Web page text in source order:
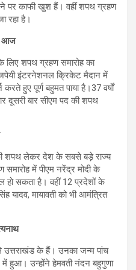
पर काफी खुश हैं। वहीं शपथ ग्रहण
रहा है।
आज
लिए शपथ ग्रहण समारोह का
इंटरनेशनल क्रिकेट मैदान में
हुए पूर्ण बहुमत पाया है।37 वर्षों
दूसरी बार सीएम पद की शपथ
की शपथ लेकर देश के सबसे बड़े राज्‍य
में पीएम नरेंद्र मोदी के
हो सकता है। वहीं 12 प्रदेशों के
यादव, मायावती को भी आमंत्रित
उत्तराखंड के हैं। उनका जन्‍म पांच
में हुआ। उन्होंने हेमवती नंदन बहुगुणा